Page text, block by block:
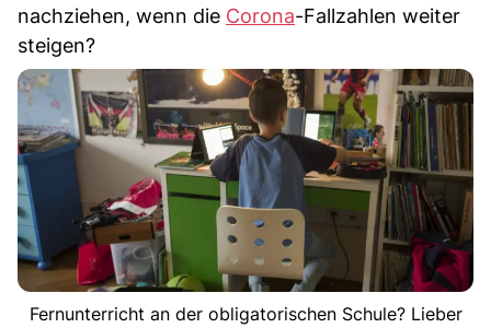
nachziehen, wenn die Corona-Fallzahlen weiter
steigen?
Fernunterricht an der obligatorischen Schule? Lieber